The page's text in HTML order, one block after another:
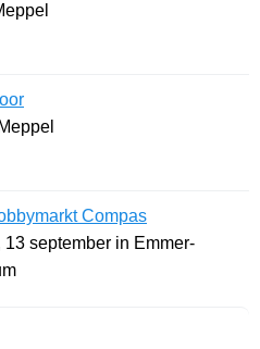
Compas
13 september in Emmer-